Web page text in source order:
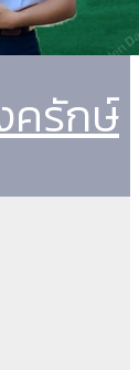
ครักษ์